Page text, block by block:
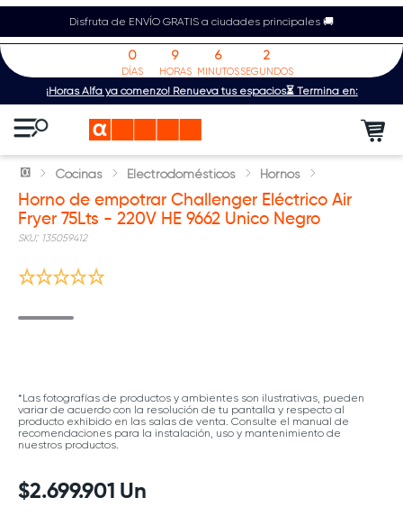
Disfruta de ENVÍO GRATIS a ciudades principales 🚚
¡Horas Alfa ya comenzó! Renueva tus espacios⏳ Termina en:
0
DÍAS
9
HORAS
6
MINUTOS
2
SEGUNDOS
Cocinas Electrodomésticos Hornos
Horno de empotrar Challenger Eléctrico Air
Fryer 75Lts - 220V HE 9662 Unico Negro
: 135059412
*Las fotografías de productos y ambientes son ilustrativas, pueden
variar de acuerdo con la resolución de tu pantalla y respecto al
producto exhibido en las salas de venta. Consulte el manual de
recomendaciones para la instalación, uso y mantenimiento de
nuestros productos.
$2.699.901 Un